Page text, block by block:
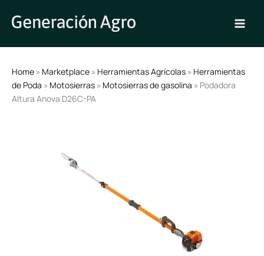
Home » Marketplace » Herramientas Agrícolas » Herramientas
de Poda » Motosierras » Motosierras de gasolina » Podadora
Altura Anova D26C-PA